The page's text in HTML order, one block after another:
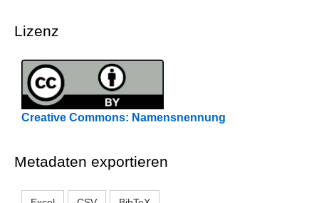
Lizenz
Creative Commons: Namensnennung
Metadaten exportieren